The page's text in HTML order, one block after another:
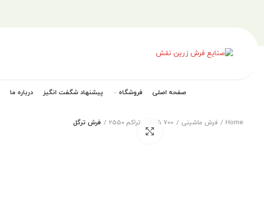
صفحه اصلی فروشگاه پیشنهاد شگفت انگیز درباره ما
Home فرش ماشینی 700 شانه تراکم 2550
فرش ترگل